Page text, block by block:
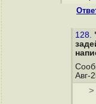
128.
Авг-
>